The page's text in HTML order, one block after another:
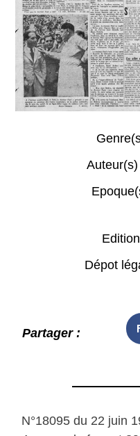
Auteur(s)
Dépot
Partager :
N°18095 du 22 juin